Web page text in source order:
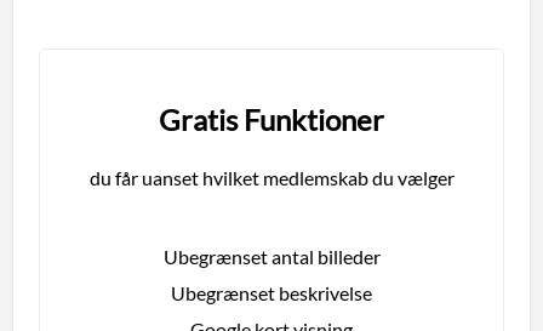
Gratis Funktioner
du får uanset hvilket medlemskab du vælger
Ubegrænset antal billeder
Ubegrænset beskrivelse